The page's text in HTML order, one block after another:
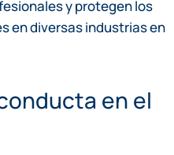
y protegen los
en diversas industrias en
en el